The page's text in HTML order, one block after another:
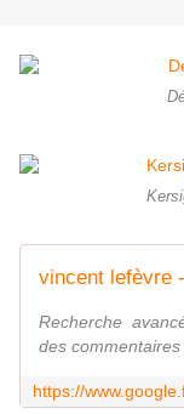
vincent lefèvre
Recherche
des commentaires